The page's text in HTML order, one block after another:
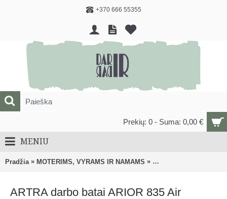
+370 666 55355
Prekių: 0 - Suma: 0,00 €
MENIU
Pradžia » MOTERIMS, VYRAMS IR NAMAMS » DRABUŽIAI, AVALYNĖ
ARTRA darbo batai ARIOR 835 Air